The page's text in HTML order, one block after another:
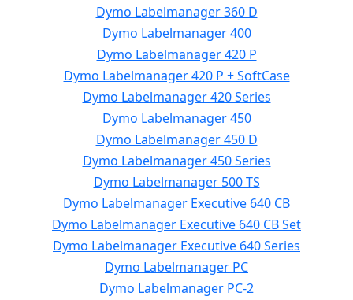
Dymo Labelmanager 360 D
Dymo Labelmanager 400
Dymo Labelmanager 420 P
Dymo Labelmanager 420 P + SoftCase
Dymo Labelmanager 420 Series
Dymo Labelmanager 450
Dymo Labelmanager 450 D
Dymo Labelmanager 450 Series
Dymo Labelmanager 500 TS
Dymo Labelmanager Executive 640 CB
Dymo Labelmanager Executive 640 CB Set
Dymo Labelmanager Executive 640 Series
Dymo Labelmanager PC
Dymo Labelmanager PC-2